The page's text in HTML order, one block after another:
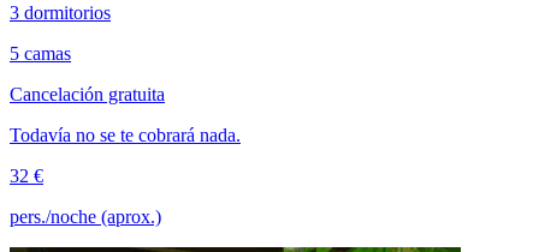
3 dormitorios
5 camas
Cancelación gratuita
Todavía no se te cobrará nada.
32 €
pers./noche (aprox.)